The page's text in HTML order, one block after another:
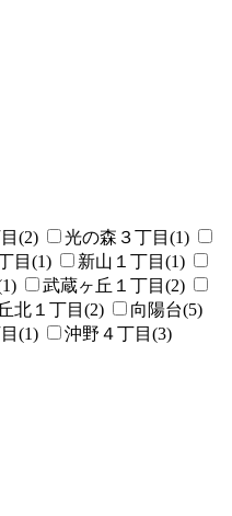
(2)
光の森３丁目(1)
目(1)
新山１丁目(1)
武蔵ヶ丘１丁目(2)
北１丁目(2)
向陽台(5)
(1)
沖野４丁目(3)